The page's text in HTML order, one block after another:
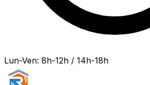
Lun-Ven: 8h-12h / 14h-18h